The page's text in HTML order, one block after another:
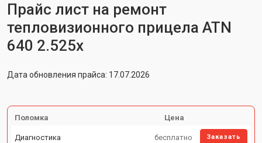
Прайс лист на ремонт
тепловизионного прицела ATN
640 2.525x
Дата обновления прайса: 17.07.2026
Поломка Цена
Диагностика бесплатно Заказать